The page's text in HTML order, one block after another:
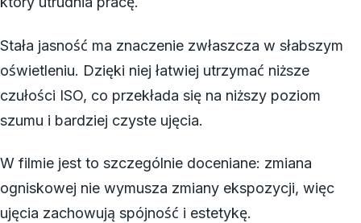
Stała jasność ma znaczenie zwłaszcza w słabszym
oświetleniu. Dzięki niej łatwiej utrzymać niższe
czułości ISO, co przekłada się na niższy poziom
szumu i bardziej czyste ujęcia.
W filmie jest to szczególnie doceniane: zmiana
ogniskowej nie wymusza zmiany ekspozycji, więc
ujęcia zachowują spójność i estetykę.